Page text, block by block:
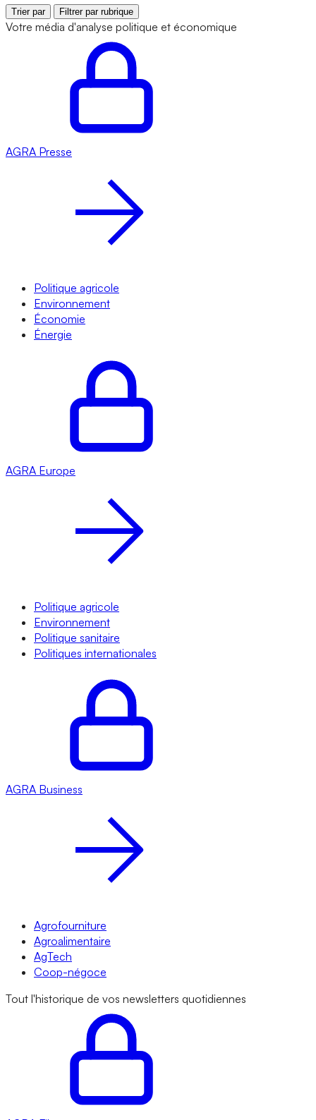
Trier par Filtrer par rubrique
Votre média d'analyse politique et économique
AGRA Presse
Politique agricole
Environnement
Économie
Énergie
AGRA Europe
Politique agricole
Environnement
Politique sanitaire
Politiques internationales
AGRA Business
Agrofourniture
Agroalimentaire
AgTech
Coop-négoce
Tout l'historique de vos newsletters quotidiennes